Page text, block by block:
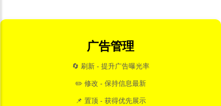
广告管理
🔄 刷新 - 提升广告曝光率
✏️ 修改 - 保持信息最新
📌 置顶 - 获得优先展示